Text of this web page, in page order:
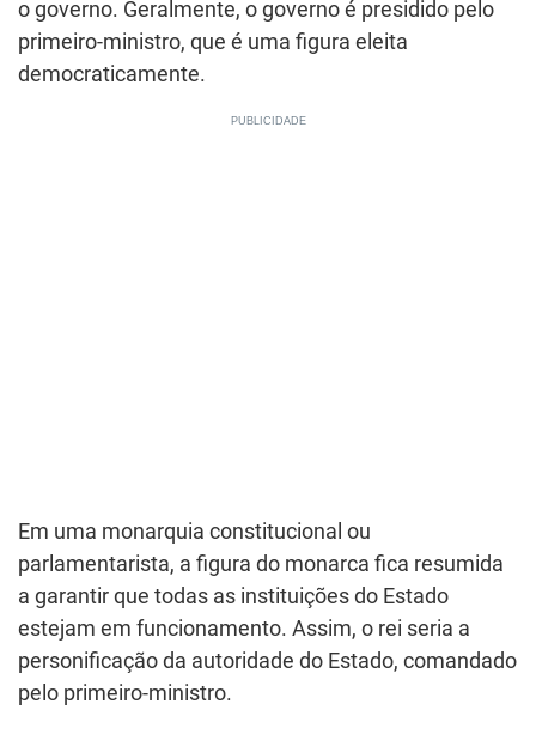
o governo. Geralmente, o governo é presidido pelo
primeiro-ministro, que é uma figura eleita
democraticamente.
Em uma monarquia constitucional ou
parlamentarista, a figura do monarca fica resumida
a garantir que todas as instituições do Estado
estejam em funcionamento. Assim, o rei seria a
personificação da autoridade do Estado, comandado
pelo primeiro-ministro.